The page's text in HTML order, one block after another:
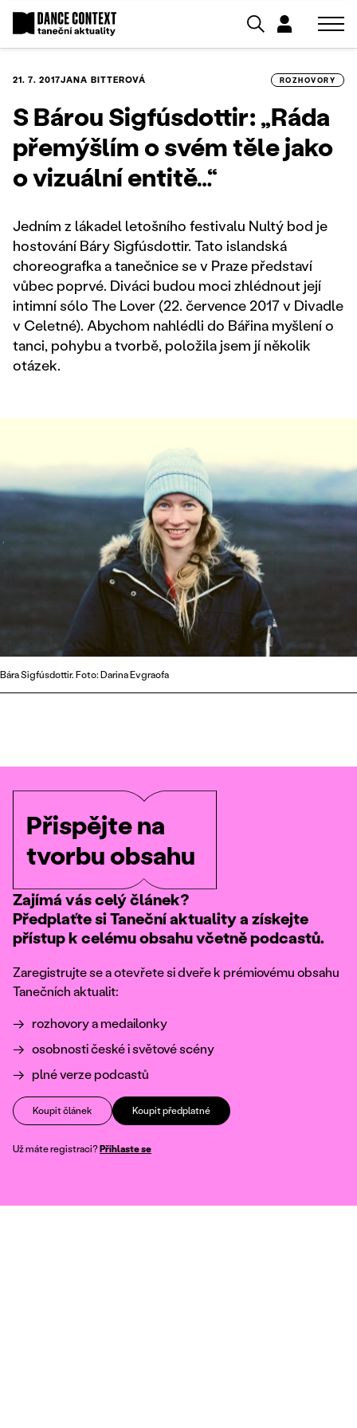
21. 7. 2017JANA BITTEROVÁ ROZHOVORY
S Bárou Sigfúsdottir: „Ráda
přemýšlím o svém těle jako
o vizuální entitě…“
Jedním z lákadel letošního festivalu Nultý bod je
hostování Báry Sigfúsdottir. Tato islandská
choreografka a tanečnice se v Praze představí
vůbec poprvé. Diváci budou moci zhlédnout její
intimní sólo The Lover (22. července 2017 v Divadle
v Celetné). Abychom nahlédli do Bářina myšlení o
tanci, pohybu a tvorbě, položila jsem jí několik
otázek.
Bára Sigfúsdottir. Foto: Darina Evgraofa
Přispějte na
tvorbu obsahu
Zajímá vás celý článek?
Předplaťte si Taneční aktuality a získejte
přístup k celému obsahu včetně podcastů.
Zaregistrujte se a otevřete si dveře k prémiovému obsahu
Tanečních aktualit:
rozhovory a medailonky
osobnosti české i světové scény
plné verze podcastů
Koupit článek Koupit předplatné
Už máte registraci?Přihlaste se